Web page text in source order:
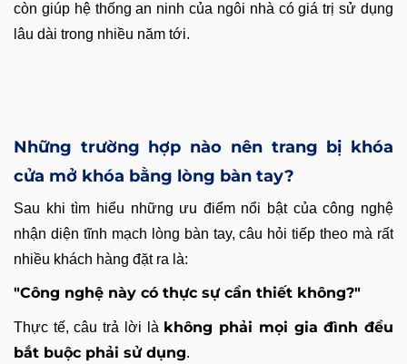
còn giúp hệ thống an ninh của ngôi nhà có giá trị sử dụng
lâu dài trong nhiều năm tới.
Những trường hợp nào nên trang bị khóa
cửa mở khóa bằng lòng bàn tay?
Sau khi tìm hiểu những ưu điểm nổi bật của công nghệ
nhận diện tĩnh mạch lòng bàn tay, câu hỏi tiếp theo mà rất
nhiều khách hàng đặt ra là:
"Công nghệ này có thực sự cần thiết không?"
Thực tế, câu trả lời là không phải mọi gia đình đều
bắt buộc phải sử dụng.